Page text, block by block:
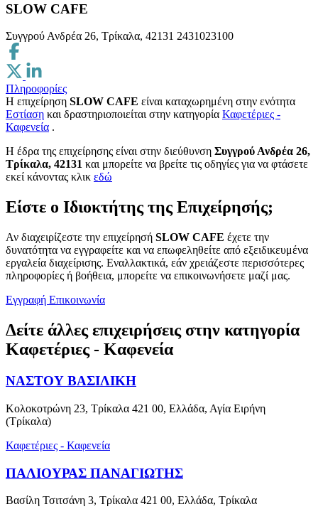
SLOW CAFE
Συγγρού Ανδρέα 26, Τρίκαλα, 42131 2431023100
Πληροφορίες
Η επιχείρηση SLOW CAFE είναι καταχωρημένη στην ενότητα
Εστίαση και δραστηριοποιείται στην κατηγορία Καφετέριες -
Καφενεία .
H έδρα της επιχείρησης είναι στην διεύθυνση Συγγρού Ανδρέα 26,
Τρίκαλα, 42131 και μπορείτε να βρείτε τις οδηγίες για να φτάσετε
εκεί κάνοντας κλικ εδώ
Είστε ο Ιδιοκτήτης της Επιχείρησής;
Αν διαχειρίζεστε την επιχείρησή SLOW CAFE έχετε την
δυνατότητα να εγγραφείτε και να επωφεληθείτε από εξειδικευμένα
εργαλεία διαχείρισης. Εναλλακτικά, εάν χρειάζεστε περισσότερες
πληροφορίες ή βοήθεια, μπορείτε να επικοινωνήσετε μαζί μας.
Εγγραφή Επικοινωνία
Δείτε άλλες επιχειρήσεις στην κατηγορία
Καφετέριες - Καφενεία
ΝΑΣΤΟΥ ΒΑΣΙΛΙΚΗ
Κολοκοτρώνη 23, Τρίκαλα 421 00, Ελλάδα, Αγία Ειρήνη
(Τρίκαλα)
Καφετέριες - Καφενεία
ΠΑΛΙΟΥΡΑΣ ΠΑΝΑΓΙΩΤΗΣ
Βασίλη Τσιτσάνη 3, Τρίκαλα 421 00, Ελλάδα, Τρίκαλα